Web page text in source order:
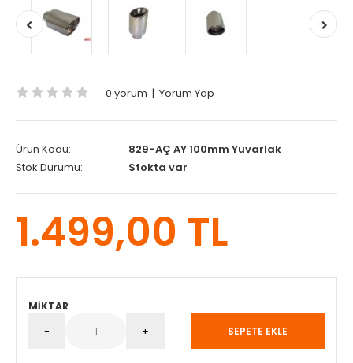
0 yorum | Yorum Yap
Ürün Kodu:
829-AÇ AY 100mm Yuvarlak
Stok Durumu:
Stokta var
1.499,00 TL
MIKTAR